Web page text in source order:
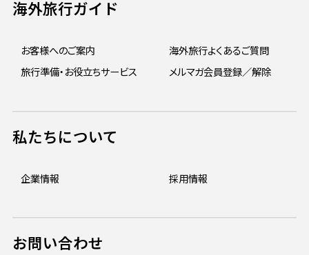
海外旅行ガイド
お客様へのご案内
海外旅行よくあるご質問
旅行準備・お役立ちサービス
メルマガ会員登録／解除
私たちについて
企業情報 採用情報
お問い合わせ